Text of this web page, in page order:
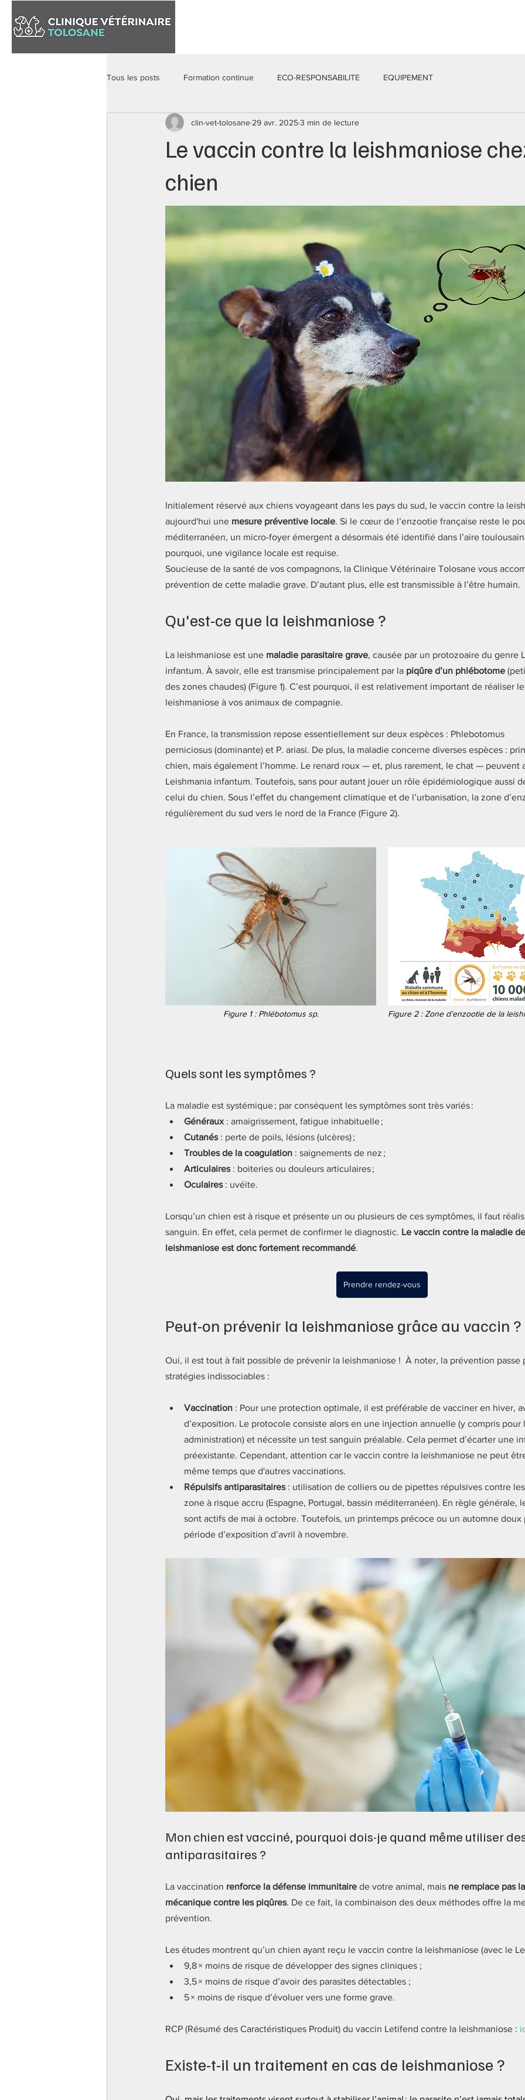
Tous les posts Formation continue ECO-RESPONSABILITE EQUIPEMENT
Le vaccin contre la leishmaniose
chien
clin-vet-tolosane 29 avr. 20253 min de lecture
Initialement réservé aux chiens voyageant dans les pays du sud, le vaccin contre la
aujourd'hui une mesure préventive locale. Si le cœur de l’enzootie française reste le
méditerranéen, un micro-foyer émergent a désormais été identifié dans l’aire
pourquoi, une vigilance locale est requise.
Soucieuse de la santé de vos compagnons, la Clinique Vétérinaire Tolosane vous
prévention de cette maladie grave. D’autant plus, elle est transmissible à l’être humain.
Qu'est-ce que la leishmaniose ?
La leishmaniose est une maladie parasitaire grave, causée par un protozoaire du genre
infantum. À savoir, elle est transmise principalement par la piqûre d’un phlébotome
des zones chaudes) (Figure 1). C’est pourquoi, il est relativement important de réaliser
leishmaniose à vos animaux de compagnie.
En France, la transmission repose essentiellement sur deux espèces : Phlebotomus
perniciosus (dominante) et P. ariasi. De plus, la maladie concerne diverses espèces :
chien, mais également l’homme. Le renard roux — et, plus rarement, le chat — peuvent
Leishmania infantum. Toutefois, sans pour autant jouer un rôle épidémiologique aussi
celui du chien. Sous l’effet du changement climatique et de l’urbanisation, la zone
régulièrement du sud vers le nord de la France (Figure 2).
Figure 1 : Phlébotomus sp. Figure 2 : Zone d’enzootie de la
Quels sont les symptômes ?
La maladie est systémique ; par conséquent les symptômes sont très variés :
Généraux : amaigrissement, fatigue inhabituelle ;
Cutanés : perte de poils, lésions (ulcères) ;
Troubles de la coagulation : saignements de nez ;
Articulaires : boiteries ou douleurs articulaires ;
Oculaires : uvéite.
Lorsqu’un chien est à risque et présente un ou plusieurs de ces symptômes, il faut
sanguin. En effet, cela permet de confirmer le diagnostic. Le vaccin contre la maladie
leishmaniose est donc fortement recommandé.
Prendre rendez-vous
Peut-on prévenir la leishmaniose grâce au vaccin ?
Oui, il est tout à fait possible de prévenir la leishmaniose !  À noter, la prévention passe
stratégies indissociables :
Vaccination : Pour une protection optimale, il est préférable de vacciner en hiver,
d’exposition. Le protocole consiste alors en une injection annuelle (y compris pour
administration) et nécessite un test sanguin préalable. Cela permet d’écarter une
préexistante. Cependant, attention car le vaccin contre la leishmaniose ne peut
même temps que d'autres vaccinations.
Répulsifs antiparasitaires : utilisation de colliers ou de pipettes répulsives contre
zone à risque accru (Espagne, Portugal, bassin méditerranéen). En règle générale,
sont actifs de mai à octobre. Toutefois, un printemps précoce ou un automne
période d’exposition d’avril à novembre.
Mon chien est vacciné, pourquoi dois-je quand même utiliser
antiparasitaires ?
La vaccination renforce la défense immunitaire de votre animal, mais ne remplace pas
mécanique contre les piqûres. De ce fait, la combinaison des deux méthodes offre la
prévention.
Les études montrent qu’un chien ayant reçu le vaccin contre la leishmaniose (avec le
9,8 × moins de risque de développer des signes cliniques ;
3,5 × moins de risque d’avoir des parasites détectables ;
5 × moins de risque d’évoluer vers une forme grave.
RCP (Résumé des Caractéristiques Produit) du vaccin Letifend contre la leishmaniose :
Existe-t-il un traitement en cas de leishmaniose ?